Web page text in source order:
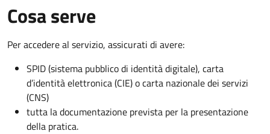
Cosa serve
Per accedere al servizio, assicurati di avere:
SPID (sistema pubblico di identità digitale), carta
d’identità elettronica (CIE) o carta nazionale dei servizi
(CNS)
tutta la documentazione prevista per la presentazione
della pratica.